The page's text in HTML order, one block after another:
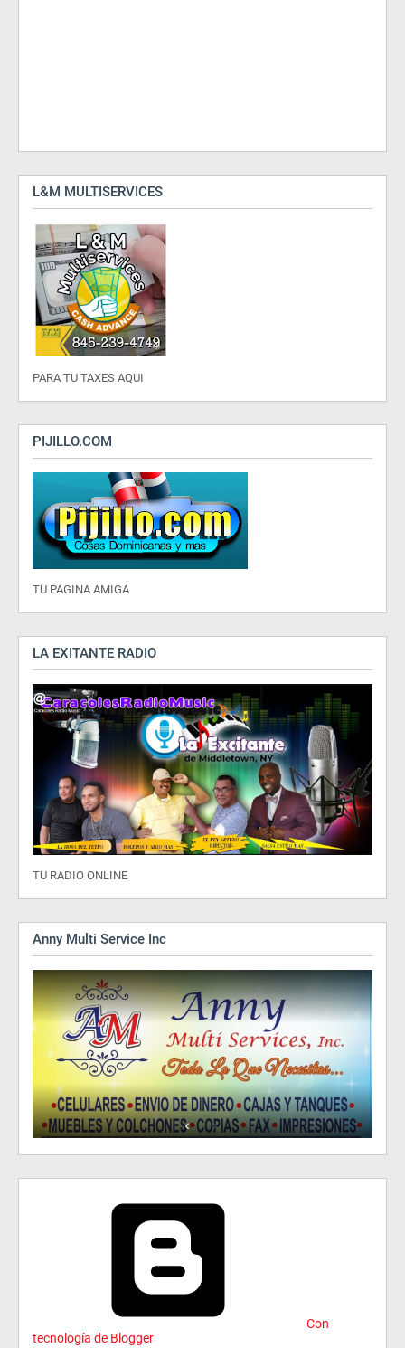
L&M MULTISERVICES
PARA TU TAXES AQUI
PIJILLO.COM
TU PAGINA AMIGA
LA EXITANTE RADIO
TU RADIO ONLINE
Anny Multi Service Inc
Con
tecnología de Blogger